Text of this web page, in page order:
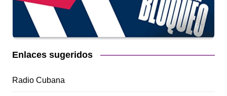
Enlaces sugeridos
Radio Cubana